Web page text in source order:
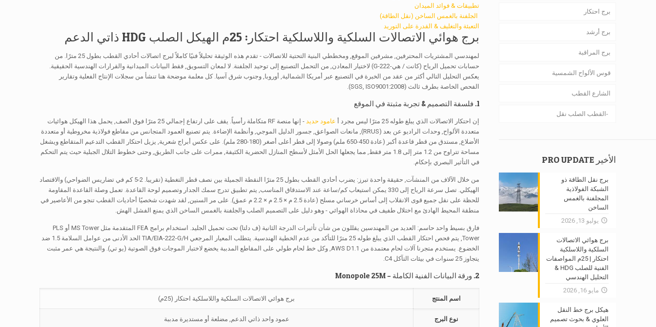
تطبيقات & فوائد الميدان
️ الجلفنة بالغمس الساخن (نقل الطاقة)
التعبئة والتغليف & القدرة على التوريد
برج هوائي الاتصالات السلكية واللاسلكية احتكار: 25م الهيكل الصلب HDG ذاتي الدعم
لمهندسي المشتريات المحترفين, مشرفين الموقع, ومخططي البنية التحتية للاتصالات - تقدم هذه الوثيقة تحليلاً فنيًا كاملاً لبرج اتصالات أحادي القطب بطول 25 مترًا. من
حسابات تحميل الرياح (كانت / هي-222-G) لاختيار المعادن, من التحمل التصنيع إلى توحيد الجلفنة. لا لمعان التسويق, فقط البيانات الميدانية والقرارات الهندسية الحقيقية.
يعكس التحليل التالي أكثر من عقد من الخبرة في التصنيع عبر أمريكا الشمالية, أوروبا, وجنوب شرق آسيا. كل معلمة موضحة هنا تنشأ من سجلات الإنتاج الفعلية وتقارير
الفحص الخاصة بطرف ثالث (SGS, ISO9001:2008).
1. فلسفة التصميم & تجربة مثبتة في الموقع
إن احتكار الاتصالات الذي يبلغ طوله 25 مترًا ليس مجرد أ عامود حديد
- إنها منصة RF متكاملة رأسياً. يقف على ارتفاع إجمالي 25 مترًا فوق الصف, يحمل هذا الهيكل هوائيات
متعددة الألواح, وحدات الراديو عن بعد (RRUS), مانعات الصواعق, جسور الدليل الموجي, وأنظمة الإضاءة. يتم تصنيع العمود المتجانس من مقاطع فولاذية مخروطية أو متعددة
الأضلاع, مستدق من قطر قاعدة أكبر (عادة 450-650 ملم) وصولا إلى قطر أعلى أصغر (180-280 ملم). على عكس أبراج شعرية, يزيل احتكار القطب التدعيم المتقاطع ويشغل
مساحة تتراوح من 1.2 متر إلى 1.8 متر فقط, مما يجعلها الحل الأمثل لأسطح المنازل الحضرية الكثيفة, ممرات على جانب الطريق, وحتى خطوط التلال الجبلية حيث يتم التحكم
في التأثير البصري بإحكام.
من خلال الآلاف من المنشآت, حقيقة واحدة تبرز: يضرب أحادي القطب بطول 25 مترًا النقطة الجميلة بين نصف قطر التغطية (تقريبا. 2-5 كم في تضاريس الضواحي) والاقتصاد
الهيكلي. تصل سرعة الرياح إلى 330 يمكن استيعاب كم/ساعة عند الاستدقاق المناسب, يتم تطبيق تدرج سمك الجدار وتصميم لوحة القاعدة. تعمل وصلة القاعدة المقاومة
للحظة على نقل جميع قوى الانقلاب إلى أساس خرساني مسلح (عادة 2.5 م × 2.5 م × 2.2 م عمق). على مر السنين, لقد شهدت شخصيًا أحاديات القطب تنجو من الأعاصير في
منطقة المحيط الهادئ مع اختلال طفيف في محاذاة الهوائي - وهو دليل على التصميم الصلب والجلفنة بالغمس الساخن الذي يمنع الفشل الهش.
فارق بسيط واحد حاسم: العديد من المهندسين يقللون من شأن تأثيرات الدرجة الثانية (ف دلتا) تحت تحميل الجليد. استخدام برامج FEA المتقدمة مثل MS Tower أو PLS
Tower, يتم فحص احتكار القطب الذي يبلغ طوله 25 مترًا للتأكد من عدم الخطية الهندسية. يتطلب المعيار المرجعي TIA/EIA-222-G/H الحد الأدنى من عوامل السلامة 1.5 ضد
الخضوع. يستخدم متجرنا آلات لحام معتمدة من AWS D1.1, وكل خط لحام طولي على المقاطع المدببة يخضع لاختبار الموجات فوق الصوتية (يو تي). والنتيجة هي عمر مثبت
يتجاوز 25 سنوات في بيئات التآكل C4.
2. ورقة البيانات الفنية الكاملة – Monopole 25M
اسم المنتج برج هوائي الاتصالات السلكية واللاسلكية احتكار (25م)
نوع البرج عمود واحد ذاتي الدعم, مضلعة أو مستديرة مدببة
برج احتكار
برج أرشد
برج المراقبة
قوس الألواح الشمسية
الشارع القطب
القطب الصلب نقل
الأخير PRO UPDATE
برج نقل الطاقة ذو
الشبكة الفولاذية
المجلفنة بالغمس
الساخن
يوليو 13, 2026
برج هوائي الاتصالات
السلكية واللاسلكية
احتكار | 25م المواصفات
الفنية للصلب HDG &
التحليل الهندسي
مايو 16, 2026
هيكل برج خط النقل
العلوي & بحوث تصميم